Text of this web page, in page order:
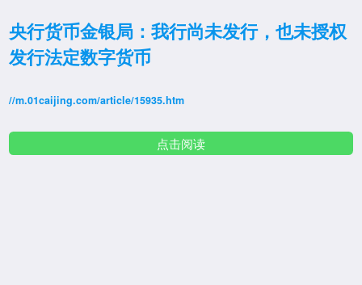
央行货币金银局：我行尚未发行，也未授权
发行法定数字货币
//m.01caijing.com/article/15935.htm
点击阅读